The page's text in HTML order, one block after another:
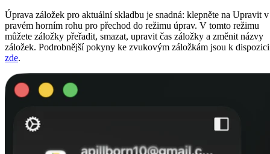
Úprava záložek pro aktuální skladbu je snadná: klepněte na Upravit v
pravém horním rohu pro přechod do režimu úprav. V tomto režimu
můžete záložky přeřadit, smazat, upravit čas záložky a změnit názvy
záložek. Podrobnější pokyny ke zvukovým záložkám jsou k dispozici
zde.